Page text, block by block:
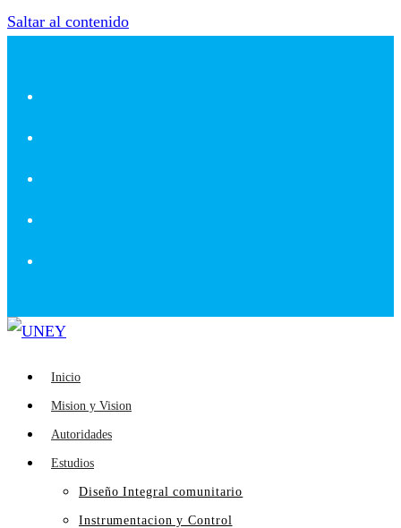
Saltar al contenido
Inicio
Mision y Vision
Autoridades
Estudios
Diseño Integral comunitario
Instrumentacion y Control